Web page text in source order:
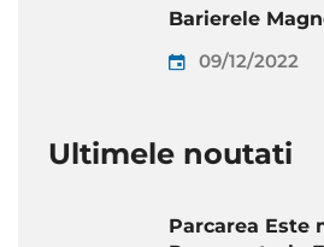
Barierele
09/12/2022
Ultimele noutati
Parcarea Este